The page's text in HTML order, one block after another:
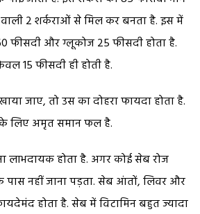
2 शर्कराओं से मिल कर बनता है. इस में
फीसदी और ग्लूकोज 25 फीसदी होता है.
15 फीसदी ही होती है.
जाए, तो उस का दोहरा फायदा होता है.
लिए अमृत समान फल है.
होता है. अगर कोई सेब रोज
पास नहीं जाना पड़ता. सेब आंतों, लिवर और
होता है. सेब में विटामिन बहुत ज्यादा